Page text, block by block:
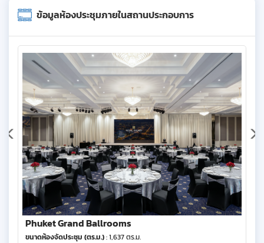
ข้อมูลห้องประชุมภายในสถานประกอบการ
Phuket Grand Ballrooms
ขนาดห้องจัดประชุม (ตร.ม.): 1,637 ตร.ม.